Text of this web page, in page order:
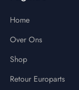
Home
Over Ons
Shop
Retour Europarts